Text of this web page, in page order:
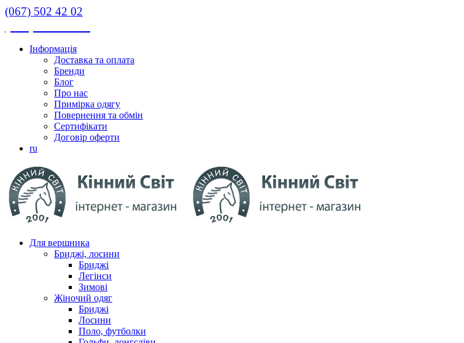
(067) 502 42 02
Інформація
Доставка та оплата
Бренди
Блог
Про нас
Примірка одягу
Повернення та обмін
Сертифікати
Договір оферти
ru
Для вершника
Бриджі, лосини
Бриджі
Легінси
Зимові
Жіночий одяг
Бриджі
Лосини
Поло, футболки